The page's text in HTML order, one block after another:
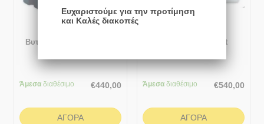
Βυτίο Παραλληλεπίπεδο
Άμεσα διαθέσιμο €440,00
ΑΓΟΡΆ
Βυτίο Στενό 1700lt
Άμεσα διαθέσιμο €540,00
ΑΓΟΡΆ
Ευχαριστούμε για την προτίμηση
και Καλές διακοπές